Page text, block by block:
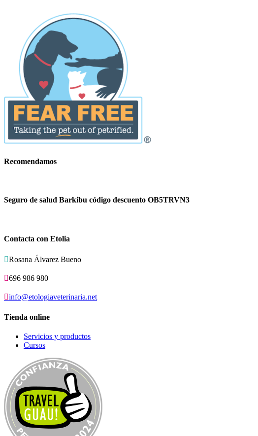
Recomendamos
Seguro de salud Barkibu código descuento OB5TRVN3
Contacta con Etolia
Rosana Álvarez Bueno
696 986 980
info@etologiaveterinaria.net
Tienda online
Servicios y productos
Cursos